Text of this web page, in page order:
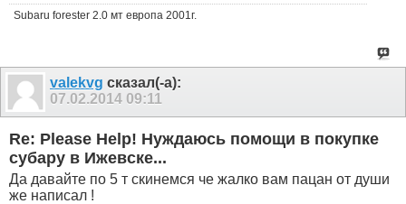
Subaru forester 2.0 мт европа 2001г.
valekvg сказал(-а):
07.02.2014 09:11
Re: Please Help! Нуждаюсь помощи в покупке
субару в Ижевске...
Да давайте по 5 т скинемся че жалко вам пацан от души
же написал !